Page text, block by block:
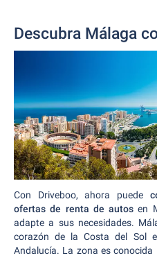
Descubra Málaga
Con Driveboo, ahora puede
ofertas de renta de autos en
adapte a sus necesidades.
corazón de la Costa del Sol
Andalucía. La zona es